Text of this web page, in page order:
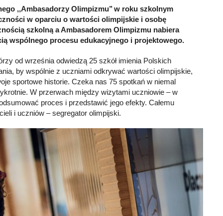
,,Ambasadorzy Olimpizmu’’ w roku szkolnym
w oparciu o wartości olimpijskie i osobę
szkolną a Ambasadorem Olimpizmu nabiera
wspólnego procesu edukacyjnego i projektowego.
od września odwiedzą 25 szkół imienia Polskich
by wspólnie z uczniami odkrywać wartości olimpijskie,
sportowe historie. Czeka nas 75 spotkań w niemal
W przerwach między wizytami uczniowie – w
proces i przedstawić jego efekty. Całemu
i uczniów – segregator olimpijski.